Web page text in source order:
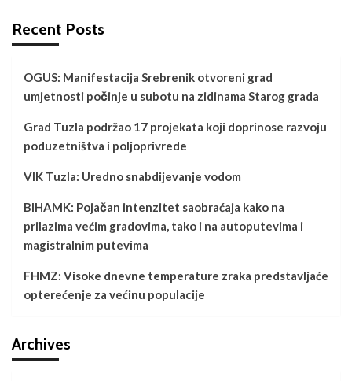
Recent Posts
OGUS: Manifestacija Srebrenik otvoreni grad
umjetnosti počinje u subotu na zidinama Starog grada
Grad Tuzla podržao 17 projekata koji doprinose razvoju
poduzetništva i poljoprivrede
VIK Tuzla: Uredno snabdijevanje vodom
BIHAMK: Pojačan intenzitet saobraćaja kako na
prilazima većim gradovima, tako i na autoputevima i
magistralnim putevima
FHMZ: Visoke dnevne temperature zraka predstavljaće
opterećenje za većinu populacije
Archives